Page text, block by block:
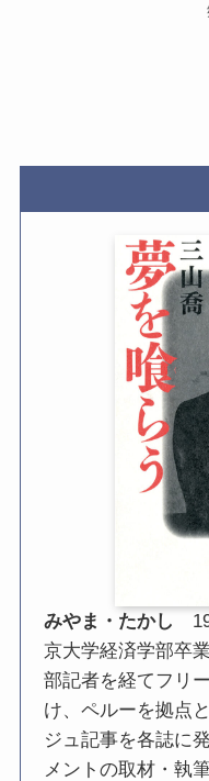
みやま・たかし
京大学経済学部卒
部記者を経てフリ
け、ペルーを拠点
ジュ記事を各誌に
メントの取材・執